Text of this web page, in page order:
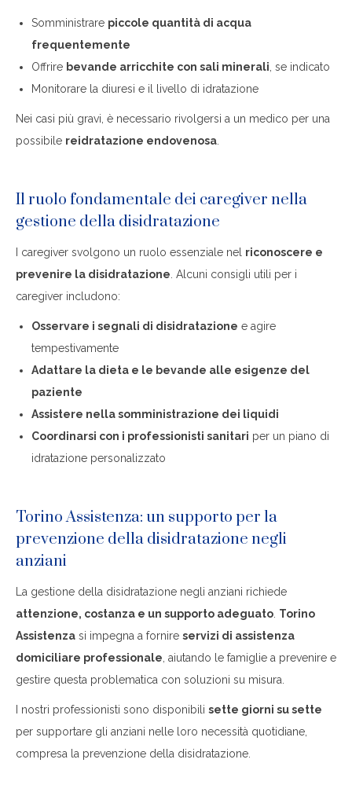
Somministrare piccole quantità di acqua
frequentemente
Offrire bevande arricchite con sali minerali , se indicato
Monitorare la diuresi e il livello di idratazione
Nei casi più gravi, è necessario rivolgersi a un medico per una
possibile reidratazione endovenosa
Il ruolo fondamentale dei caregiver nella
gestione della disidratazione
I caregiver svolgono un ruolo essenziale nel riconoscere e
prevenire la disidratazione . Alcuni consigli utili per i
caregiver includono:
Osservare i segnali di disidratazione e agire
tempestivamente
Adattare la dieta e le bevande alle esigenze del
paziente
Assistere nella somministrazione dei liquidi
Coordinarsi con i professionisti sanitari per un piano di
idratazione personalizzato
Torino Assistenza: un supporto per la
prevenzione della disidratazione negli
anziani
La gestione della disidratazione negli anziani richiede
attenzione, costanza e un supporto adeguato Torino
Assistenza si impegna a fornire servizi di assistenza
domiciliare professionale , aiutando le famiglie a prevenire e
gestire questa problematica con soluzioni su misura.
I nostri professionisti sono disponibili sette giorni su sette
per supportare gli anziani nelle loro necessità quotidiane,
compresa la prevenzione della disidratazione.